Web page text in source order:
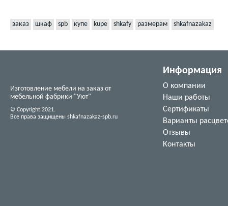
заказ шкаф spb купе kupe shkafy размерам shkafnazakaz
Изготовление мебели на заказ от
мебельной фабрики "Уют"
© Copyright 2021.
Все права защищены shkafnazakaz-spb.ru
Информация
О компании
Наши работы
Сертификаты
Варианты
Отзывы
Контакты